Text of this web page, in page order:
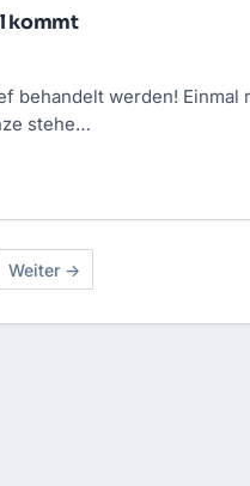
kommt
behandelt werden! Einmal
stehe…
Weiter →